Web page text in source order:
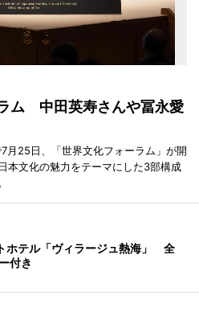
ム 中田英寿さんや冨永愛
月25日、「世界文化フォーラム」が開
本文化の魅力をテーマにした3部構成
ホテル「ヴィラージュ熱海」 全
付き